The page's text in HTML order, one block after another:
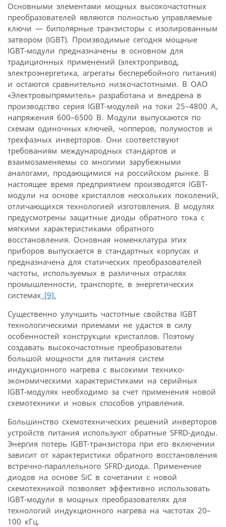
Основными элементами мощных высокочастотных
преобразователей являются полностью управляемые
ключи — биполярные транзисторы с изолированным
затвором (IGBT). Производимые сегодня мощные
IGBT-модули предназначены в основном для
традиционных применений (электропривод,
электроэнергетика, агрегаты бесперебойного питания)
и остаются сравнительно низкочастотными. В ОАО
«Электровыпрямитель» разработана и внедрена в
производство серия IGBT-модулей на токи 25–4800 А,
напряжения 600–6500 В. Модули выпускаются по
схемам одиночных ключей, чопперов, полумостов и
трехфазных инверторов. Они соответствуют
требованиям международных стандартов и
взаимозаменяемы со многими зарубежными
аналогами, продающимися на российском рынке. В
настоящее время предприятием производятся IGBT-
модули на основе кристаллов нескольких поколений,
отличающихся технологией изготовления. В модулях
предусмотрены защитные диоды обратного тока с
мягкими характеристиками обратного
восстановления. Основная номенклатура этих
приборов выпускается в стандартных корпусах и
предназначена для статических преобразователей
частоты, используемых в различных отраслях
промышленности, транспорте, в энергетических
системах [9].
Существенно улучшить частотные свойства IGBT
технологическими приемами не удастся в силу
особенностей конструкции кристаллов. Поэтому
создавать высокочастотные преобразователи
большой мощности для питания систем
индукционного нагрева с высокими технико-
экономическими характеристиками на серийных
IGBT-модулях необходимо за счет применения новой
схемотехники и новых способов управления.
Большинство схемотехнических решений инверторов
устройств питания используют обратные SFRD-диоды.
Энергия потерь IGBT-транзистора при его включении
зависит от характеристики обратного восстановления
встречно-параллельного SFRD-диода. Применение
диодов на основе SiC в сочетании с новой
схемотехникой позволяет эффективно использовать
IGBT-модули в мощных преобразователях для
технологий индукционного нагрева на частотах 20–
100 кГц.